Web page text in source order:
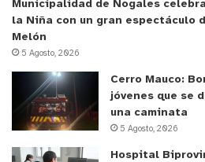
no se amplifica la
busca, el resultado es
Todo el proceso fue
Salud Pública (ISP), donde
certificado y con el 100%
pruebas realizadas por dicho
Municipalidad de Nogales
la Niña con un gran espectáculo
Melón
5 Agosto, 2026
Cerro Mauco:
jóvenes que se
una caminata
5 Agosto, 2026
Hospital